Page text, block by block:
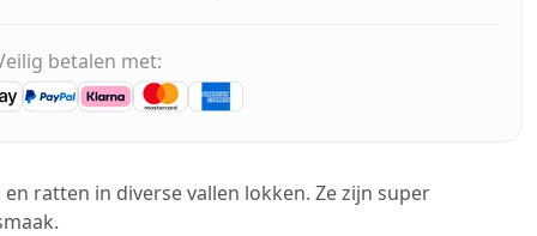
betalen met:
ratten in diverse vallen lokken. Ze zijn super